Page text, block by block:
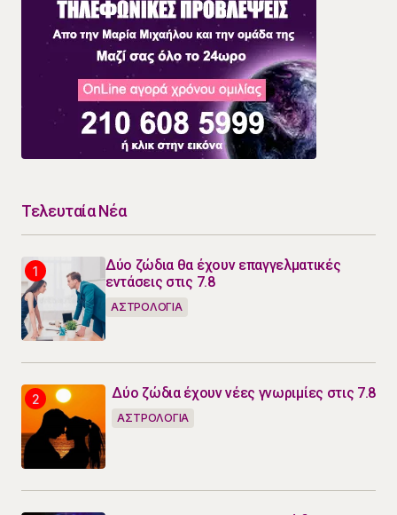
Τελευταία Νέα
Δύο ζώδια θα έχουν επαγγελματικές
εντάσεις στις 7.8
ΑΣΤΡΟΛΟΓΙΑ
Δύο ζώδια έχουν νέες γνωριμίες στις 7.8
ΑΣΤΡΟΛΟΓΙΑ